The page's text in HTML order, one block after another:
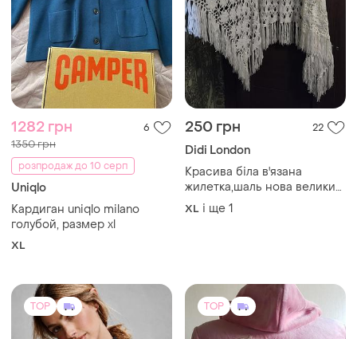
1282 грн 6
1350 грн
розпродаж до 10 серп
Uniqlo
Кардиган uniqlo milano
голубой, размер xl
XL
250 грн 22
Didi London
Красива біла в'язана
жилетка,шаль нова великий
розмір
XL і ще 1
TOP TOP